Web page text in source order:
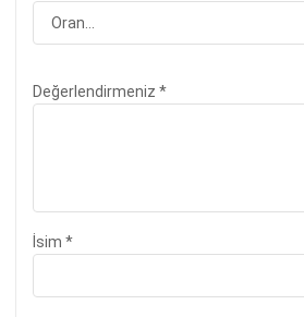
Değerlendirmeniz *
İsim *